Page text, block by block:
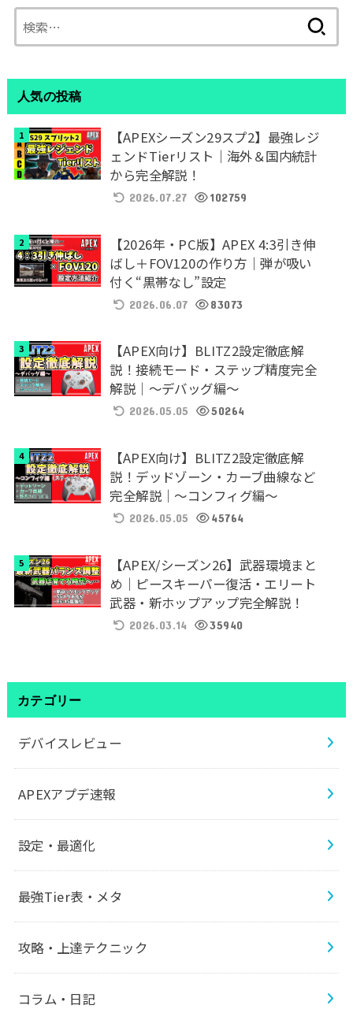
索:
人気の投稿
【APEXシーズン29スプ2】最強レジ
ェンドTierリスト｜海外＆国内統計
から完全解説！
2026.07.27 102759
【2026年・PC版】APEX 4:3引き伸
ばし＋FOV120の作り方｜弾が吸い
付く“黒帯なし”設定
2026.06.07 83073
【APEX向け】BLITZ2設定徹底解
説！接続モード・ステップ精度完全
解説｜～デバッグ編～
2026.05.05 50264
【APEX向け】BLITZ2設定徹底解
説！デッドゾーン・カーブ曲線など
完全解説｜～コンフィグ編～
2026.05.05 45764
【APEX/シーズン26】武器環境まと
め｜ピースキーパー復活・エリート
武器・新ホップアップ完全解説！
2026.03.14 35940
カテゴリー
デバイスレビュー
APEXアプデ速報
設定・最適化
最強Tier表・メタ
攻略・上達テクニック
コラム・日記